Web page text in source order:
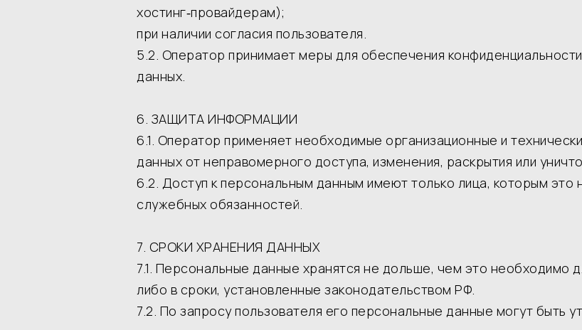
хостинг‑провайдерам);
при наличии согласия пользователя.
5.2. Оператор принимает меры для обеспечения
данных.
6. ЗАЩИТА ИНФОРМАЦИИ
6.1. Оператор применяет необходимые организационные и
данных от неправомерного доступа, изменения, раскрытия или
6.2. Доступ к персональным данным имеют только лица, которым это
служебных обязанностей.
7. СРОКИ ХРАНЕНИЯ ДАННЫХ
7.1. Персональные данные хранятся не дольше, чем это необходимо
либо в сроки, установленные законодательством РФ.
7.2. По запросу пользователя его персональные данные могут быть